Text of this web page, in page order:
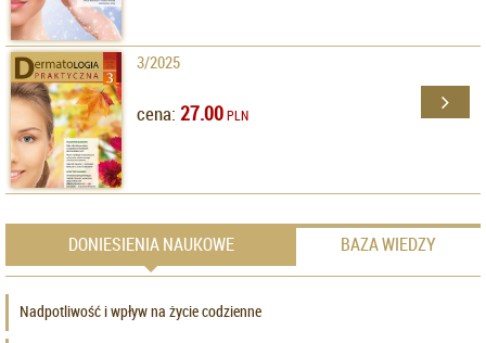
3/2025
cena: 27.00PLN
DONIESIENIA NAUKOWE BAZA WIEDZY
Nadpotliwość i wpływ na życie codzienne